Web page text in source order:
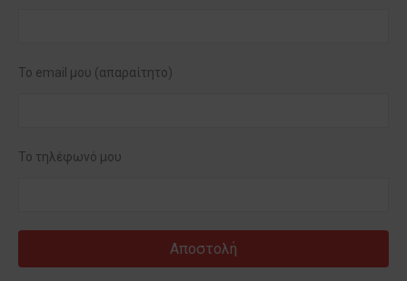
Το email μου (απαραίτητο)
Το τηλέφωνό μου